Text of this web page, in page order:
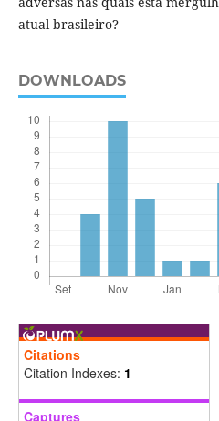
atual brasileiro?
DOWNLOADS
Citations
Citation Indexes: 1
Captures